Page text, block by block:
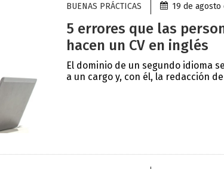
BUENAS PRÁCTICAS 19 de agosto
5 errores que las
hacen un CV en inglés
El dominio de un segundo idioma
a un cargo y, con él, la redacción